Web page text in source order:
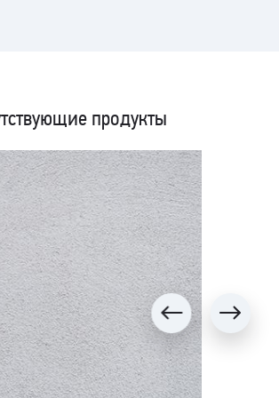
миксером. Пропорция смешения 5:1 по весу.
пятен и кратеров.
любым удобным способом (кистью, валиком,
получения оптимального защитного эффекта
лак минимум в 2 слоя.
основания необходимо предварительно обработать
рекомендуется производить с
мер и защитных средств:
немедленно промыть их большим количеством
на кожу вымойте загрязненный участок водой с
продукты